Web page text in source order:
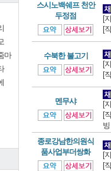
마
스시노백쉐프 천안
두정점
[
[
수북한 불고기
[
[
멘무샤
[
[
빙
종로강남한의원식
품사업부더쌍화
[
[